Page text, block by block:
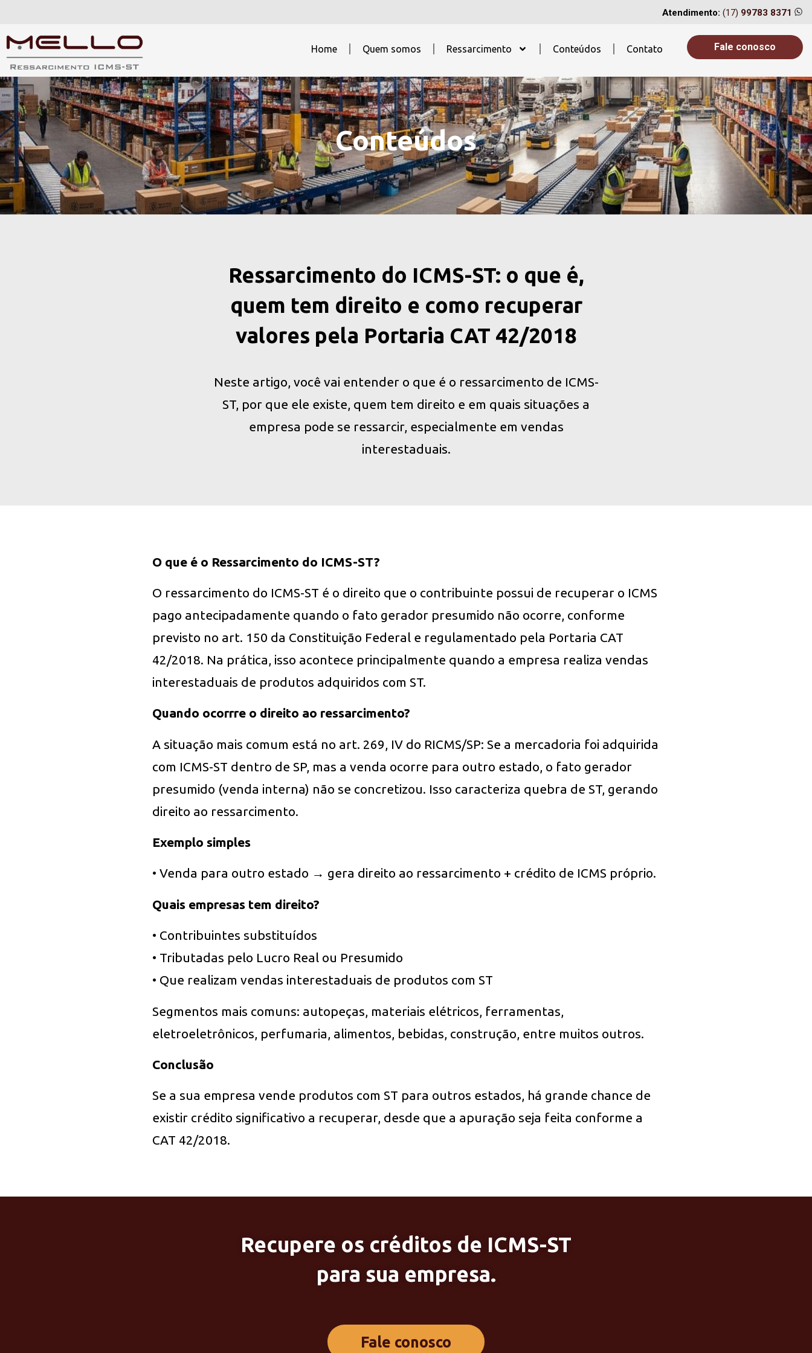
Atendimento: (17) 99783 8371
Home Quem somos Ressarcimento Conteúdos Contato Fale conosco
Conteúdos
Ressarcimento do ICMS-ST: o que é,
quem tem direito e como recuperar
valores pela Portaria CAT 42/2018
Neste artigo, você vai entender o que é o ressarcimento de ICMS-
ST, por que ele existe, quem tem direito e em quais situações a
empresa pode se ressarcir, especialmente em vendas
interestaduais.
O que é o Ressarcimento do ICMS-ST?
O ressarcimento do ICMS-ST é o direito que o contribuinte possui de recuperar o ICMS
pago antecipadamente quando o fato gerador presumido não ocorre, conforme
previsto no art. 150 da Constituição Federal e regulamentado pela Portaria CAT
42/2018. Na prática, isso acontece principalmente quando a empresa realiza vendas
interestaduais de produtos adquiridos com ST.
Quando ocorrre o direito ao ressarcimento?
A situação mais comum está no art. 269, IV do RICMS/SP: Se a mercadoria foi adquirida
com ICMS-ST dentro de SP, mas a venda ocorre para outro estado, o fato gerador
presumido (venda interna) não se concretizou. Isso caracteriza quebra de ST, gerando
direito ao ressarcimento.
Exemplo simples
• Venda para outro estado → gera direito ao ressarcimento + crédito de ICMS próprio.
Quais empresas tem direito?
• Contribuintes substituídos
• Tributadas pelo Lucro Real ou Presumido
• Que realizam vendas interestaduais de produtos com ST
Segmentos mais comuns: autopeças, materiais elétricos, ferramentas,
eletroeletrônicos, perfumaria, alimentos, bebidas, construção, entre muitos outros.
Conclusão
Se a sua empresa vende produtos com ST para outros estados, há grande chance de
existir crédito significativo a recuperar, desde que a apuração seja feita conforme a
CAT 42/2018.
Recupere os créditos de ICMS-ST
para sua empresa.
Fale conosco